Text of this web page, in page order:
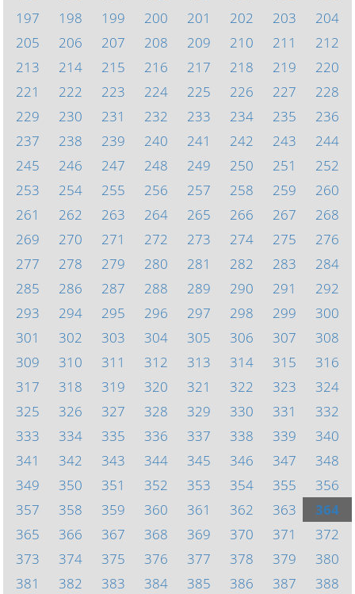
197
198 199 200 201 202 203
204
205
206 207 208 209 210 211
212
213
214 215 216 217 218 219
220
221
222 223 224 225 226 227
228
229
230 231 232 233 234 235
236
237
238 239 240 241 242 243
244
245
246 247 248 249 250 251
252
253
254 255 256 257 258 259
260
261
262 263 264 265 266 267
268
269
270 271 272 273 274 275
276
277
278 279 280 281 282 283
284
285
286 287 288 289 290 291
292
293
294 295 296 297 298 299
300
301
302 303 304 305 306 307
308
309
310 311 312 313 314 315
316
317
318 319 320 321 322 323
324
325
326 327 328 329 330 331
332
333
334 335 336 337 338 339
340
341
342 343 344 345 346 347
348
349
350 351 352 353 354 355
356
357
358 359 360 361 362 363
364
365
366 367 368 369 370 371
372
373
374 375 376 377 378 379
380
381
382 383 384 385 386 387 388